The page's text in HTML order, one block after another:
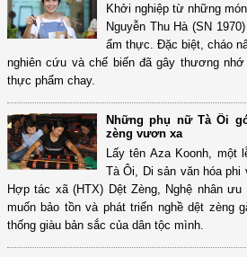
Khởi nghiệp từ những
Nguyễn Thu Hà (SN
ẩm thực. Đặc biệt, cháo
nghiên cứu và chế biến đã gây thương
thực phẩm chay.
Những phụ nữ Tà Ôi
zèng vươn xa
Lấy tên Aza Koonh, một
Tà Ôi, Di sản văn hóa phi
Hợp tác xã (HTX) Dệt Zèng, Nghệ nhân
muốn bảo tồn và phát triển nghề dệt zèng
thống giàu bản sắc của dân tộc mình.